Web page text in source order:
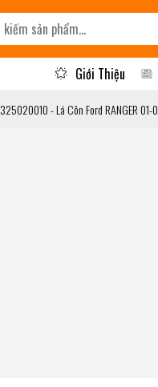
Giới Thiệu
325020010 - Lá Côn Ford RANGER